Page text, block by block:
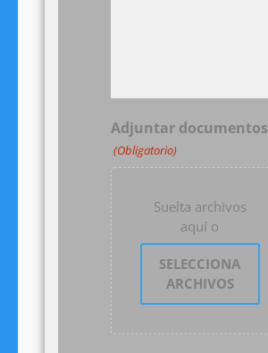
Adjuntar documentos
(Obligatorio)
Suelta archivos
aquí o
SELECCIONA
ARCHIVOS